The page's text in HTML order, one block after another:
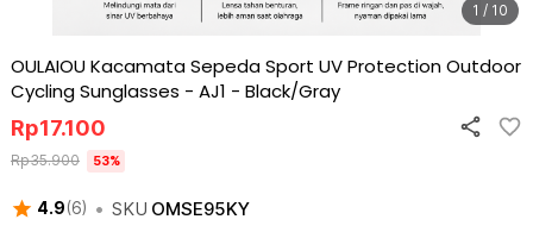
1 / 10
OULAIOU Kacamata Sepeda Sport UV Protection Outdoor
Cycling Sunglasses - AJ1 - Black/Gray
4.9(6) • SKU OMSE95KY
Rp17.100
Rp35.900 53%